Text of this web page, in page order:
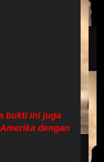
bukti ini juga
dengan